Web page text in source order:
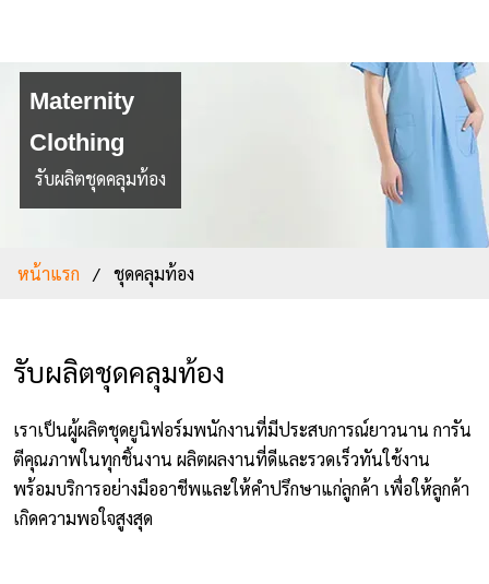
หน้าแรก
ติดต่อเรา
รายการโปรด
ยูนิฟอร์ม
เสื้อเชิ้ต
เสื้อแจ็คเก็ต
เสื้อกั๊ก
เสื้อยืดคอกลม
Maternity
Clothing
รับผลิตชุดคลุมท้อง
หน้าแรก ชุดคลุมท้อง
รับผลิตชุดคลุมท้อง
เราเป็นผู้ผลิตชุดยูนิฟอร์มพนักงานที่มีประสบการณ์ยาวนาน การัน
ตีคุณภาพในทุกชิ้นงาน ผลิตผลงานที่ดีและรวดเร็วทันใช้งาน
พร้อมบริการอย่างมืออาชีพและให้คำปรึกษาแก่ลูกค้า เพื่อให้ลูกค้า
เกิดความพอใจสูงสุด